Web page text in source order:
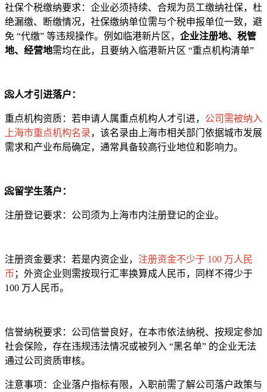
社保个税缴纳要求：企业必须持续、合规为员工缴纳社保，杜
绝漏缴、断缴情况，社保缴纳单位需与个税申报单位一致，避
免 “代缴” 等违规操作。例如临港新片区， 企业注册地、税管
地、经营地需均在此，且要纳入临港新片区 “重点机构清单”
📀人才引进落户：​
重点机构资质：若申请人属重点机构人才引进， 公司需被纳入
上海市重点机构名录，该名录由上海市相关部门依据城市发展
需求和产业布局确定，通常具备较高行业地位和影响力。​
📀留学生落户：​
注册登记要求：公司须为上海市内注册登记的企业。​
注册资金要求：若是内资企业， 注册资金不少于 100 万人民
币 ；外资企业则需按现行汇率换算成人民币，同样不得少于
100 万人民币。
信誉纳税要求：公司信誉良好，在本市依法纳税、按规定参加
社会保险，存在违规违法情况或被列入 “黑名单” 的企业无法
通过公司资质审核。​
注意事项：企业落户指标有限，入职前需了解公司落户政策与